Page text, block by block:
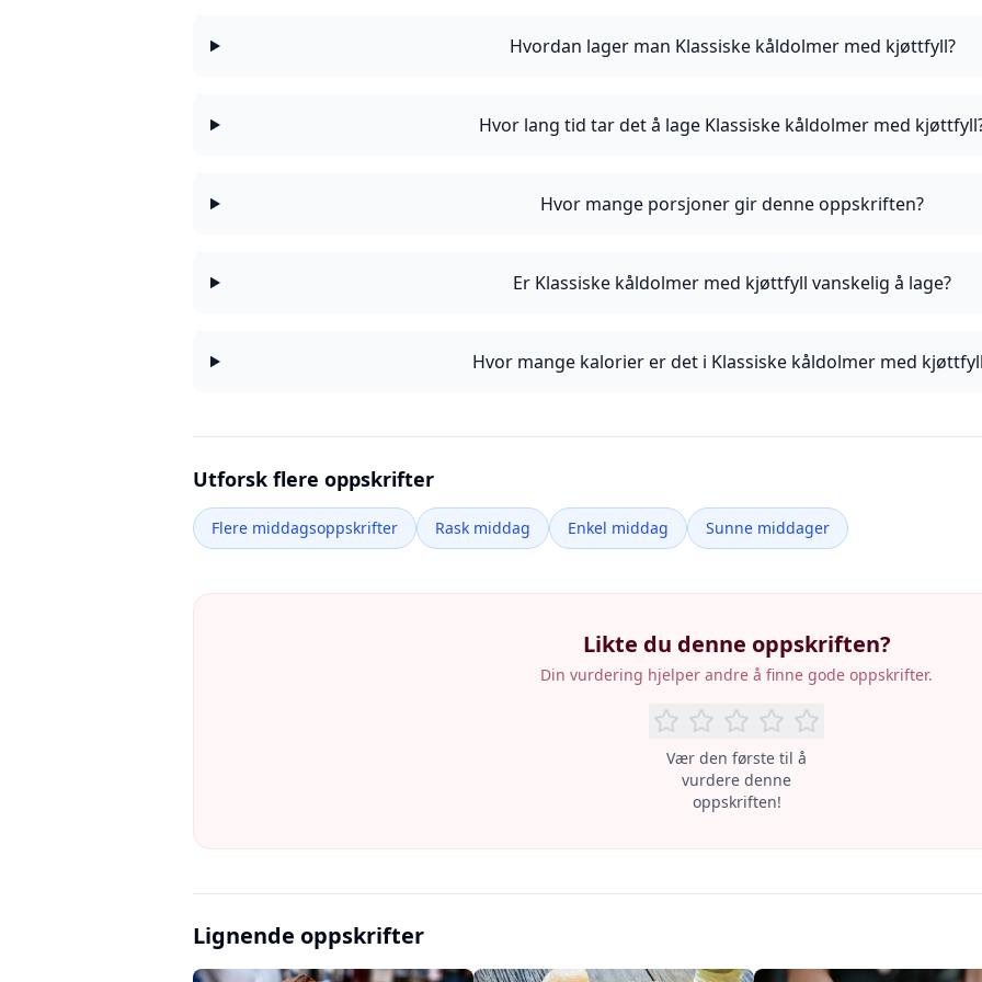
Hvordan lager man Klassiske kåldolmer med kjøttfyll?
Hvor lang tid tar det å lage Klassiske kåldolmer med
Hvor mange porsjoner gir denne oppskriften?
Er Klassiske kåldolmer med kjøttfyll vanskelig å lage?
Hvor mange kalorier er det i Klassiske kåldolmer med
Utforsk flere oppskrifter
Flere middagsoppskrifter Rask middag Enkel middag Sunne middager
Likte du denne oppskriften?
Din vurdering hjelper andre å finne gode oppskrifter.
Vær den første til å
vurdere denne
oppskriften!
Lignende oppskrifter